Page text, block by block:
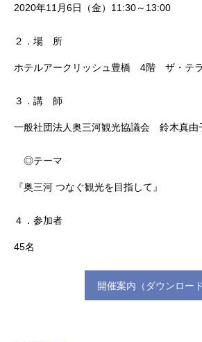
2020年11月6日（金）11:30～13:00
２．場 所
ホテルアークリッシュ豊橋 4階 ザ・テ
３．講 師
一般社団法人奥三河観光協議会 鈴木真由
◎テーマ
『奥三河 つなぐ観光を目指して』
４．参加者
45名
開催案内（ダウンロード